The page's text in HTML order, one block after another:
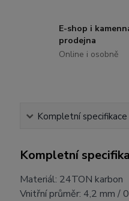
E-shop i
prodejna
Online i osobně
Kompletní specifikace
Kompletní
Materiál: 24TON karbon
Vnitřní průměr: 4,2 mm /